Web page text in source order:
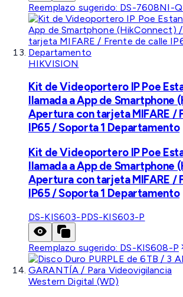
Reemplazo sugerido: DS-7608NI-
HIKVISION
Kit de Videoportero IP Poe
llamada a App de Smartphone
Apertura con tarjeta MIFARE /
IP65 / Soporta 1 Departamento
Kit de Videoportero IP Poe
llamada a App de Smartphone
Apertura con tarjeta MIFARE /
IP65 / Soporta 1 Departamento
DS-KIS603-PDS-KIS603-P
Reemplazo sugerido: DS-KIS608-P
Western Digital (WD)